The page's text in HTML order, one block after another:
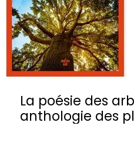
La poésie des
anthologie des